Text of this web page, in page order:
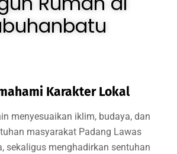
Karakter Lokal
menyesuaikan iklim, budaya, dan
masyarakat Padang Lawas
sekaligus menghadirkan sentuhan